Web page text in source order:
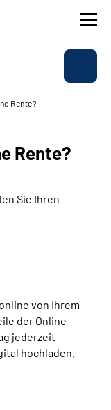
Rente?
Rente?
Sie Ihren
von Ihrem
der Online-
jederzeit
hochladen.